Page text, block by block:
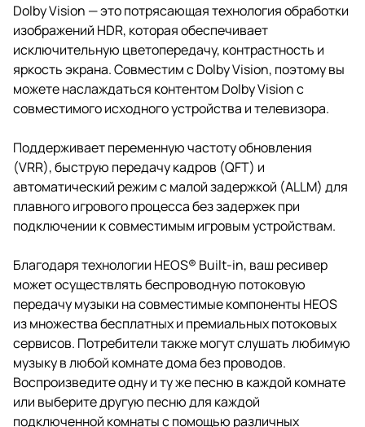
Dolby Vision — это потрясающая технология обработки
изображений HDR, которая обеспечивает
исключительную цветопередачу, контрастность и
яркость экрана. Совместим с Dolby Vision, поэтому вы
можете наслаждаться контентом Dolby Vision с
совместимого исходного устройства и телевизора.
Поддерживает переменную частоту обновления
(VRR), быструю передачу кадров (QFT) и
автоматический режим с малой задержкой (ALLM) для
плавного игрового процесса без задержек при
подключении к совместимым игровым устройствам.
Благодаря технологии HEOS® Built-in, ваш ресивер
может осуществлять беспроводную потоковую
передачу музыки на совместимые компоненты HEOS
из множества бесплатных и премиальных потоковых
сервисов. Потребители также могут слушать любимую
музыку в любой комнате дома без проводов.
Воспроизведите одну и ту же песню в каждой комнате
или выберите другую песню для каждой
подключенной комнаты с помощью различных